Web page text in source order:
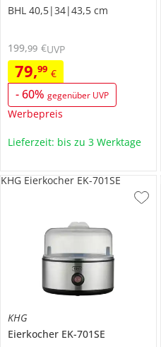
BHL 40,5|34|43,5 cm
79,99 €
-60% gegenüber UVP
Werbepreis
199,99 €UVP
Lieferzeit: bis zu 3 Werktage
KHG
Eierkocher EK-701SE
KHG Eierkocher EK-701SE